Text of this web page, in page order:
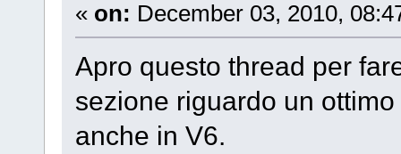
« on: December 03, 2010,
Apro questo thread per
sezione riguardo un
anche in V6.